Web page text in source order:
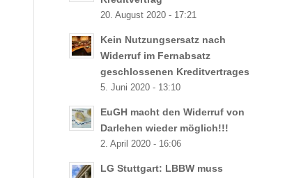
20. August 2020 - 17:21
Kein Nutzungsersatz nach
Widerruf im Fernabsatz
geschlossenen Kreditvertrages
5. Juni 2020 - 13:10
EuGH macht den Widerruf von
Darlehen wieder möglich!!!
2. April 2020 - 16:06
LG Stuttgart: LBBW muss